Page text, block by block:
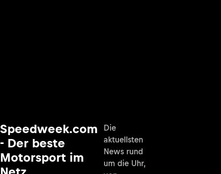
Speedweek.com
- Der beste
Motorsport im
Die
aktuellsten
News rund
um die Uhr,